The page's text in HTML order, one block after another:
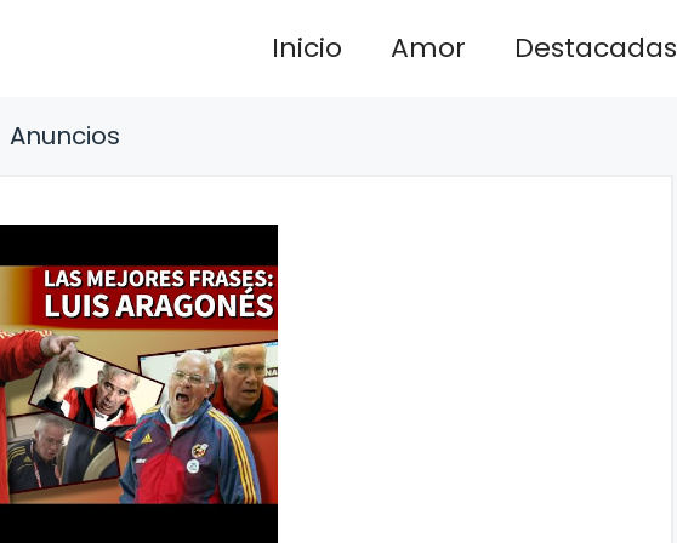
Inicio Amor Destacadas
Anuncios